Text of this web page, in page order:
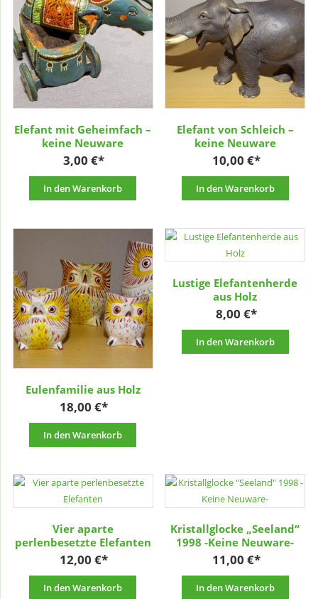
Elefant mit Geheimfach –
keine Neuware
3,00€
In den Warenkorb
Elefant von Schleich –
keine Neuware
10,00 €
In den Warenkorb
Eulenfamilie aus Holz
18,00€
In den Warenkorb
Lustige Elefantenherde
aus Holz
8,00 €
In den Warenkorb
Vier aparte
perlenbesetzte Elefanten
12,00€
In den Warenkorb
Kristallglocke „Seeland“
1998 -Keine Neuware-
11,00 €
In den Warenkorb